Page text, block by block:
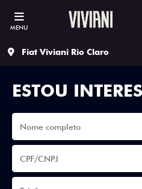
MENU
Fiat Viviani Rio Claro
ESTOU